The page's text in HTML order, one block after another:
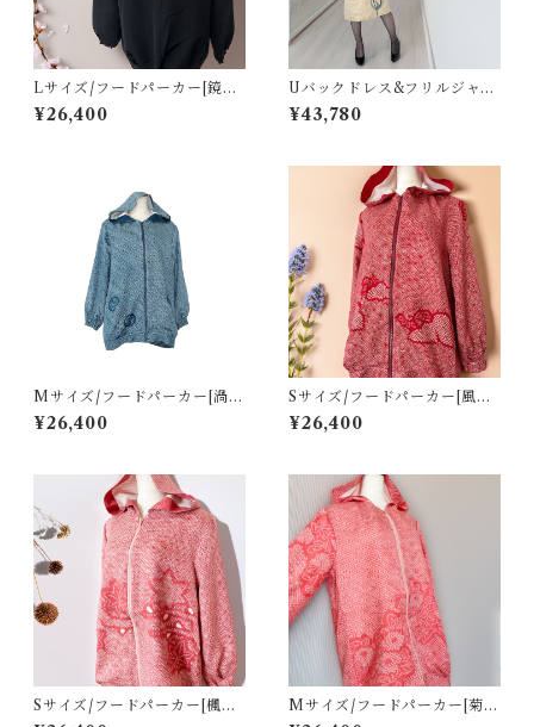
Lサイズ/フードパーカー[鏡裏
模様 黒絵羽織]
¥26,400
Uバックドレス&フリルジャケ
ット[山吹色に絞染め紅花付下
げ]
¥43,780
Mサイズ/フードパーカー[渦巻
き模様青色総絞り羽織]
¥26,400
Sサイズ/フードパーカー[風景
模様えんじ色総絞り羽織]
¥26,400
Sサイズ/フードパーカー[楓流
水模様ピンク色総絞り羽織]
Mサイズ/フードパーカー[菊花
模様淡ピンク色総絞り羽織]